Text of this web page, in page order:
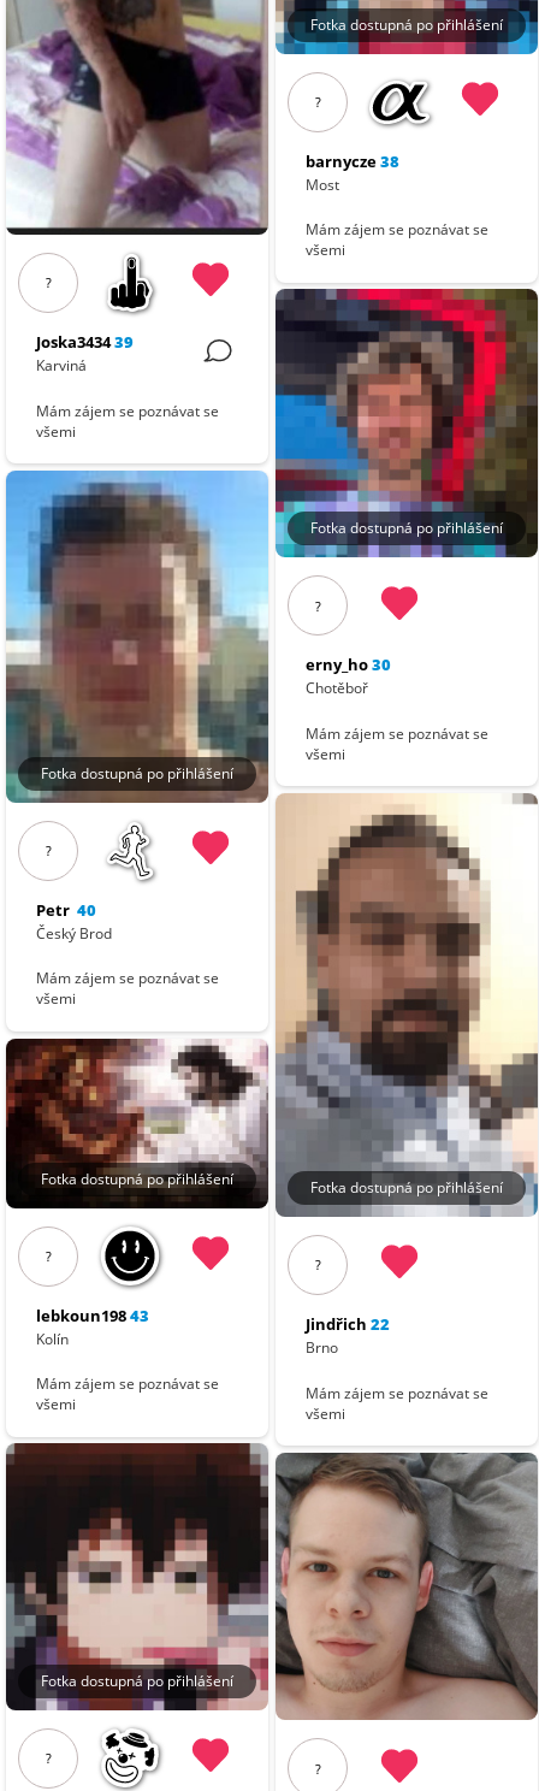
?
Joska343439
Karviná
Mám zájem se poznávat se
všemi
Fotka dostupná po přihlášení
?
Petr 40
Český Brod
Mám zájem se poznávat se
všemi
Fotka dostupná po přihlášení
?
lebkoun19843
Kolín
Mám zájem se poznávat se
všemi
Fotka dostupná po přihlášení
?
Fotka dostupná po přihlášení
?
barnycze38
Most
Mám zájem se poznávat se
všemi
Fotka dostupná po přihlášení
?
erny_ho30
Chotěboř
Mám zájem se poznávat se
všemi
Fotka dostupná po přihlášení
?
Jindřich 22
Brno
Mám zájem se poznávat se
všemi
?